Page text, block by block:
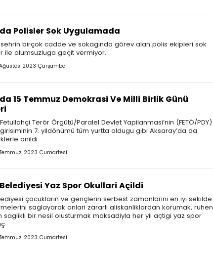
Polisler Sok Uygulamada
sehrin birçok cadde ve sokaginda görev alan polis ekipleri sok
ile olumsuzluga geçit vermiyor.
2023 Çarşamba
15 Temmuz Demokrasi Ve Milli Birlik Günü
Terör Örgütü/Paralel Devlet Yapilanmasi’nin (FETÖ/PDY)
7. yildönümü tüm yurtta oldugu gibi Aksaray’da da
anildi.
2023 Cumartesi
Yaz Spor Okullari Açildi
çocuklarin ve gençlerin serbest zamanlarini en iyi sekilde
saglayarak onlari zararli aliskanliklardan korumak, ruhen
saglikli bir nesil olusturmak maksadiyla her yil açtigi yaz spor
2023 Cumartesi